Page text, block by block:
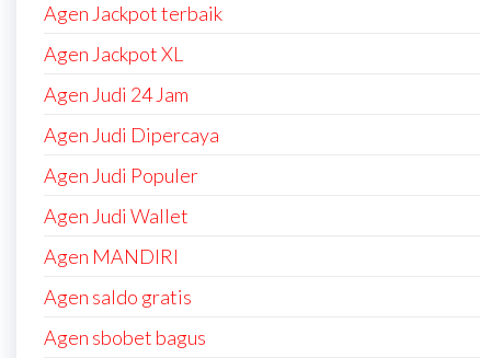
Agen Jackpot terbaik
Agen Jackpot XL
Agen Judi 24 Jam
Agen Judi Dipercaya
Agen Judi Populer
Agen Judi Wallet
Agen MANDIRI
Agen saldo gratis
Agen sbobet bagus